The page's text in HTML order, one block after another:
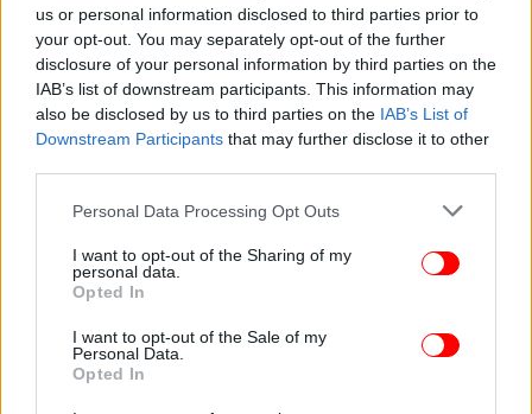
us or personal information disclosed to third parties prior to
your opt-out. You may separately opt-out of the further
disclosure of your personal information by third parties on the
IAB’s list of downstream participants. This information may
also be disclosed by us to third parties on the IAB’s List of
Downstream Participants that may further disclose it to other
Please note that this website/app uses one or more Google
not limited to your visit or usage behaviour. You may click to
grant or deny consent to Google and its third-party tags to
use your data for below specified purposes in below Google
consent section.
Personal Data Processing Opt Outs
I want to opt-out of the Sharing of my
personal data.
Opted In
I want to opt-out of the Sale of my
Personal Data.
Opted In
ΕΛΛΑΔΑ 09/07/2026 19:16
Συνελήφθη 47χρονος για ναρκωτικά και όπλα
-Εντοπίστηκε υδροπονική καλλιέργεια κάνναβης
σε αποθήκη σπιτιού στο Ελληνικό